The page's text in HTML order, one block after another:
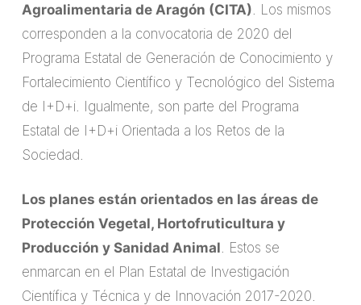
Agroalimentaria de Aragón (CITA) . Los mismos
corresponden a la convocatoria de 2020 del
Programa Estatal de Generación de Conocimiento y
Fortalecimiento Científico y Tecnológico del Sistema
de I+D+i. Igualmente, son parte del Programa
Estatal de I+D+i Orientada a los Retos de la
Sociedad.
Los planes están orientados en las áreas de
Protección Vegetal, Hortofruticultura y
Producción y Sanidad Animal. Estos se
enmarcan en el Plan Estatal de Investigación
Científica y Técnica y de Innovación 2017-2020.